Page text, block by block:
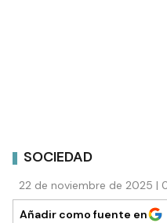
SOCIEDAD
22 de noviembre de 2025 |
Añadir como fuente en